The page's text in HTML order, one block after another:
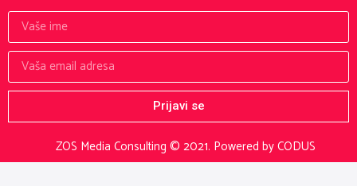
ZOS Media Consulting © 2021. Powered by CODUS
Prijavi se